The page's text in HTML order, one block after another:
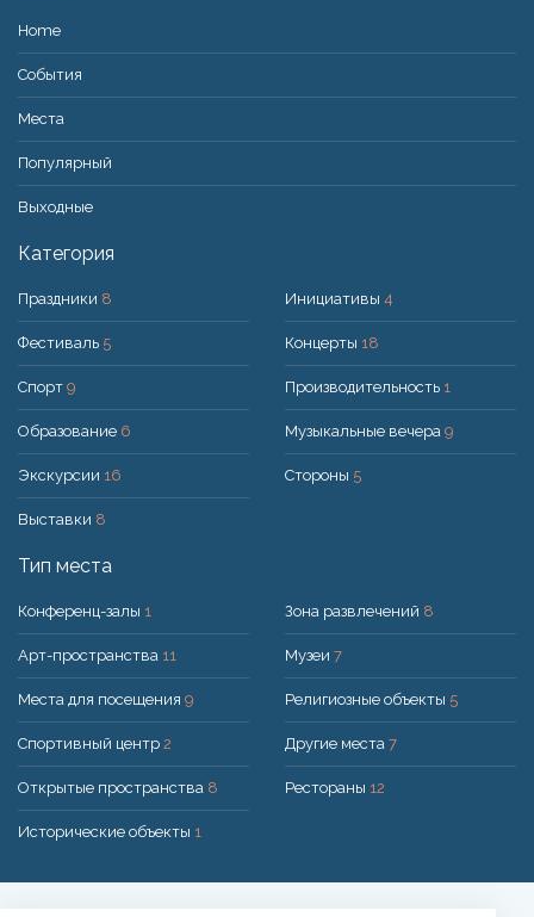
Home
События
Места
Популярный
Bыходные
Категория
Праздники 8
Фестиваль 5
Спорт 9
Образование 6
Экскурсии 16
Выставки 8
Инициативы 4
Концерты 18
Производительность 1
Музыкальные вечера 9
Стороны 5
Тип места
Конференц-залы 1
Арт-пространства 11
Места для посещения 9
Спортивный центр 2
Открытые пространства 8
Исторические объекты 1
Зона развлечений 8
Музеи 7
Религиозные объекты 5
Другие места 7
Рестораны 12